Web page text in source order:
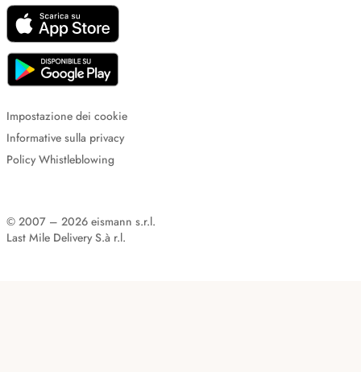
Impostazione dei cookie
Informative sulla privacy
Policy Whistleblowing
© 2007 – 2026 eismann s.r.l.
Last Mile Delivery S.à r.l.